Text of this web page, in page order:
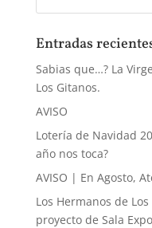
Entradas
Sabias que…? La
Los Gitanos.
AVISO
Lotería de Navidad
año nos toca?
AVISO | En Agosto,
Los Hermanos de
proyecto de Sala